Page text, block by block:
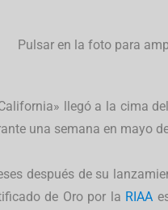
Pulsar en la foto para
llegó a la cima del
una semana en mayo
después de su
de Oro por la RIAA